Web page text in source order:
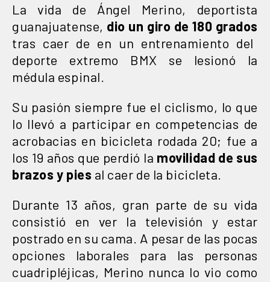
La vida de Ángel Merino, deportista
guanajuatense, dio un giro de 180 grados
tras caer de en un entrenamiento del
deporte extremo BMX se lesionó la
médula espinal.
Su pasión siempre fue el ciclismo, lo que
lo llevó a participar en competencias de
acrobacias en bicicleta rodada 20; fue a
los 19 años que perdió la movilidad de sus
brazos y pies al caer de la bicicleta.
Durante 13 años, gran parte de su vida
consistió en ver la televisión y estar
postrado en su cama. A pesar de las pocas
opciones laborales para las personas
cuadripléjicas, Merino nunca lo vio como